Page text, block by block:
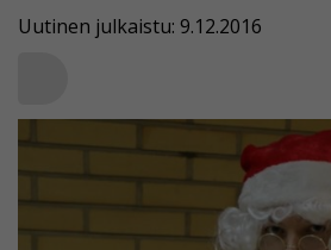
Uutinen julkaistu: 9.12.2016